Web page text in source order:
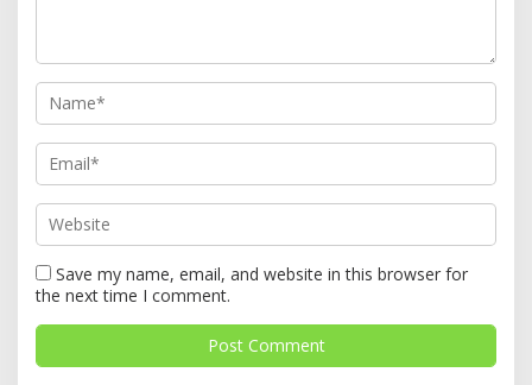
Save my name, email, and website in this browser for
the next time I comment.